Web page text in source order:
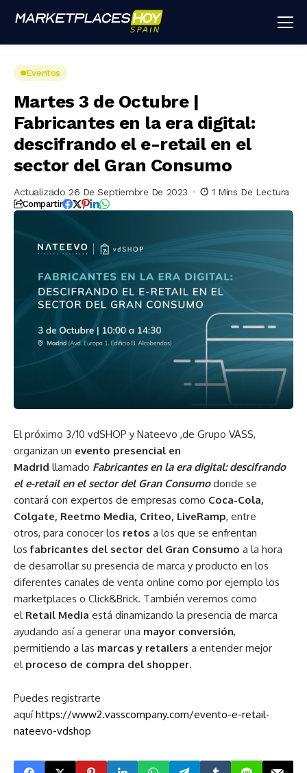
Eventos
Martes 3 de Octubre |
Fabricantes en la era digital:
descifrando el e-retail en el
sector del Gran Consumo
Actualizado 26 De Septiembre De 2023 1 Mins De Lectura
Compartir
El próximo 3/10 vdSHOP y Nateevo ,de Grupo VASS,
organizan un evento presencial en
Madrid llamado Fabricantes en la era digital: descifrando
el e-retail en el sector del Gran Consumodonde se
contará con expertos de empresas como Coca-Cola,
Colgate, Reetmo Media, Criteo, LiveRamp, entre
otros, para conocer los retos a los que se enfrentan
losfabricantes del sector del Gran Consumo a la hora
de desarrollar su presencia de marca y producto en los
diferentes canales de venta online como por ejemplo los
marketplaces o Click&Brick. También veremos como
el Retail Media está dinamizando la presencia de marca
ayudando así a generar una mayor conversión,
permitiendo a las marcas y retailers a entender mejor
el proceso de compra del shopper.
Puedes registrarte
aquíhttps://www2.vasscompany.com/evento-e-retail-
nateevo-vdshop